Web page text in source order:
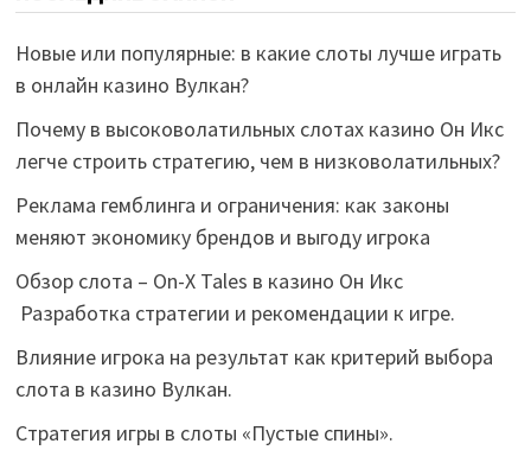
Новые или популярные: в какие слоты лучше играть
в онлайн казино Вулкан?
Почему в высоковолатильных слотах казино Он Икс
легче строить стратегию, чем в низковолатильных?
Реклама гемблинга и ограничения: как законы
меняют экономику брендов и выгоду игрока
Обзор слота – On-X Tales в казино Он Икс
Разработка стратегии и рекомендации к игре.
Влияние игрока на результат как критерий выбора
слота в казино Вулкан.
Стратегия игры в слоты «Пустые спины».